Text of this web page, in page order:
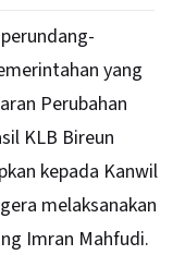
yang
Perubahan
KLB Bireun
kepada Kanwil
melaksanakan
Imran Mahfudi.